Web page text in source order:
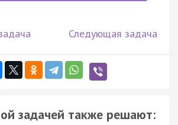
Следующая задача
задачей также решают: